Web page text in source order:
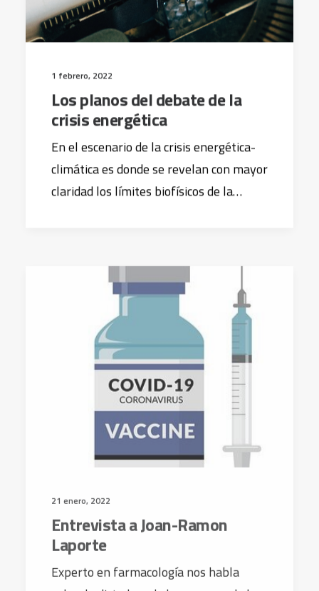
1 febrero, 2022
Los planos del debate de la
crisis energética
En el escenario de la crisis energética-
climática es donde se revelan con mayor
claridad los límites biofísicos de la…
Entrevista a Joan-Ramon
Laporte
Experto en farmacología nos habla
sobre la dictadura de las vacunas de la